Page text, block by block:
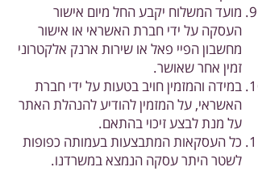
מועד המשלוח יקבע החל מיום אישור
העסקה על ידי חברת האשראי או אישור
מחשבון הפיי פאל או שירות ארנק אלקטרוני
זמין אחר שאושר.
במידה והמזמין חויב בטעות על ידי חברת
האשראי, על המזמין להודיע להנהלת האתר
על מנת לבצע זיכוי בהתאם.
כל העסקאות המתבצעות בעמותה כפופות
לשטר היתר עסקה הנמצא במשרדנו.